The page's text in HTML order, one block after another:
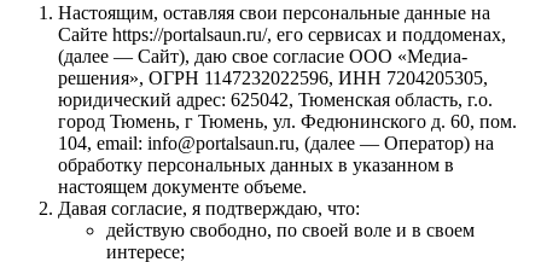
Настоящим, оставляя свои персональные данные на
Сайте https://portalsaun.ru/, его сервисах и поддоменах,
(далее — Сайт), даю свое согласие ООО «Медиа-
решения», ОГРН 1147232022596, ИНН 7204205305,
юридический адрес: 625042, Тюменская область, г.о.
город Тюмень, г Тюмень, ул. Федюнинского д. 60, пом.
104, email: info@portalsaun.ru, (далее — Оператор) на
обработку персональных данных в указанном в
настоящем документе объеме.
Давая согласие, я подтверждаю, что:
действую свободно, по своей воле и в своем
интересе;